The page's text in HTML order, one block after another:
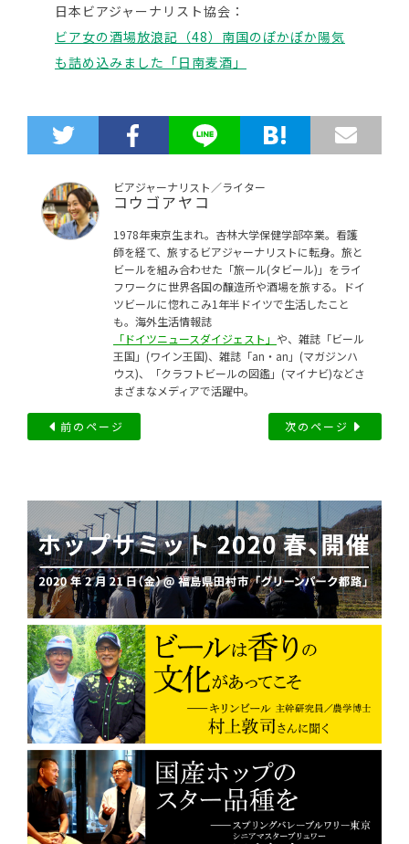
日本ビアジャーナリスト協会：
ビア女の酒場放浪記（48）南国のぽかぽか陽気
も詰め込みました「日南麦酒」
ビアジャーナリスト／ライター
コウゴアヤコ
1978年東京生まれ。杏林大学保健学部卒業。看護
師を経て、旅するビアジャーナリストに転身。旅と
ビールを組み合わせた「旅ール(タビール)」をライ
フワークに世界各国の醸造所や酒場を旅する。ドイ
ツビールに惚れこみ1年半ドイツで生活したこと
も。海外生活情報誌
「ドイツニュースダイジェスト」 や、雑誌「ビール
王国」(ワイン王国)、雑誌「an・an」(マガジンハ
ウス)、「クラフトビールの図鑑」(マイナビ)などさ
まざまなメディアで活躍中。
前のページ 次のページ